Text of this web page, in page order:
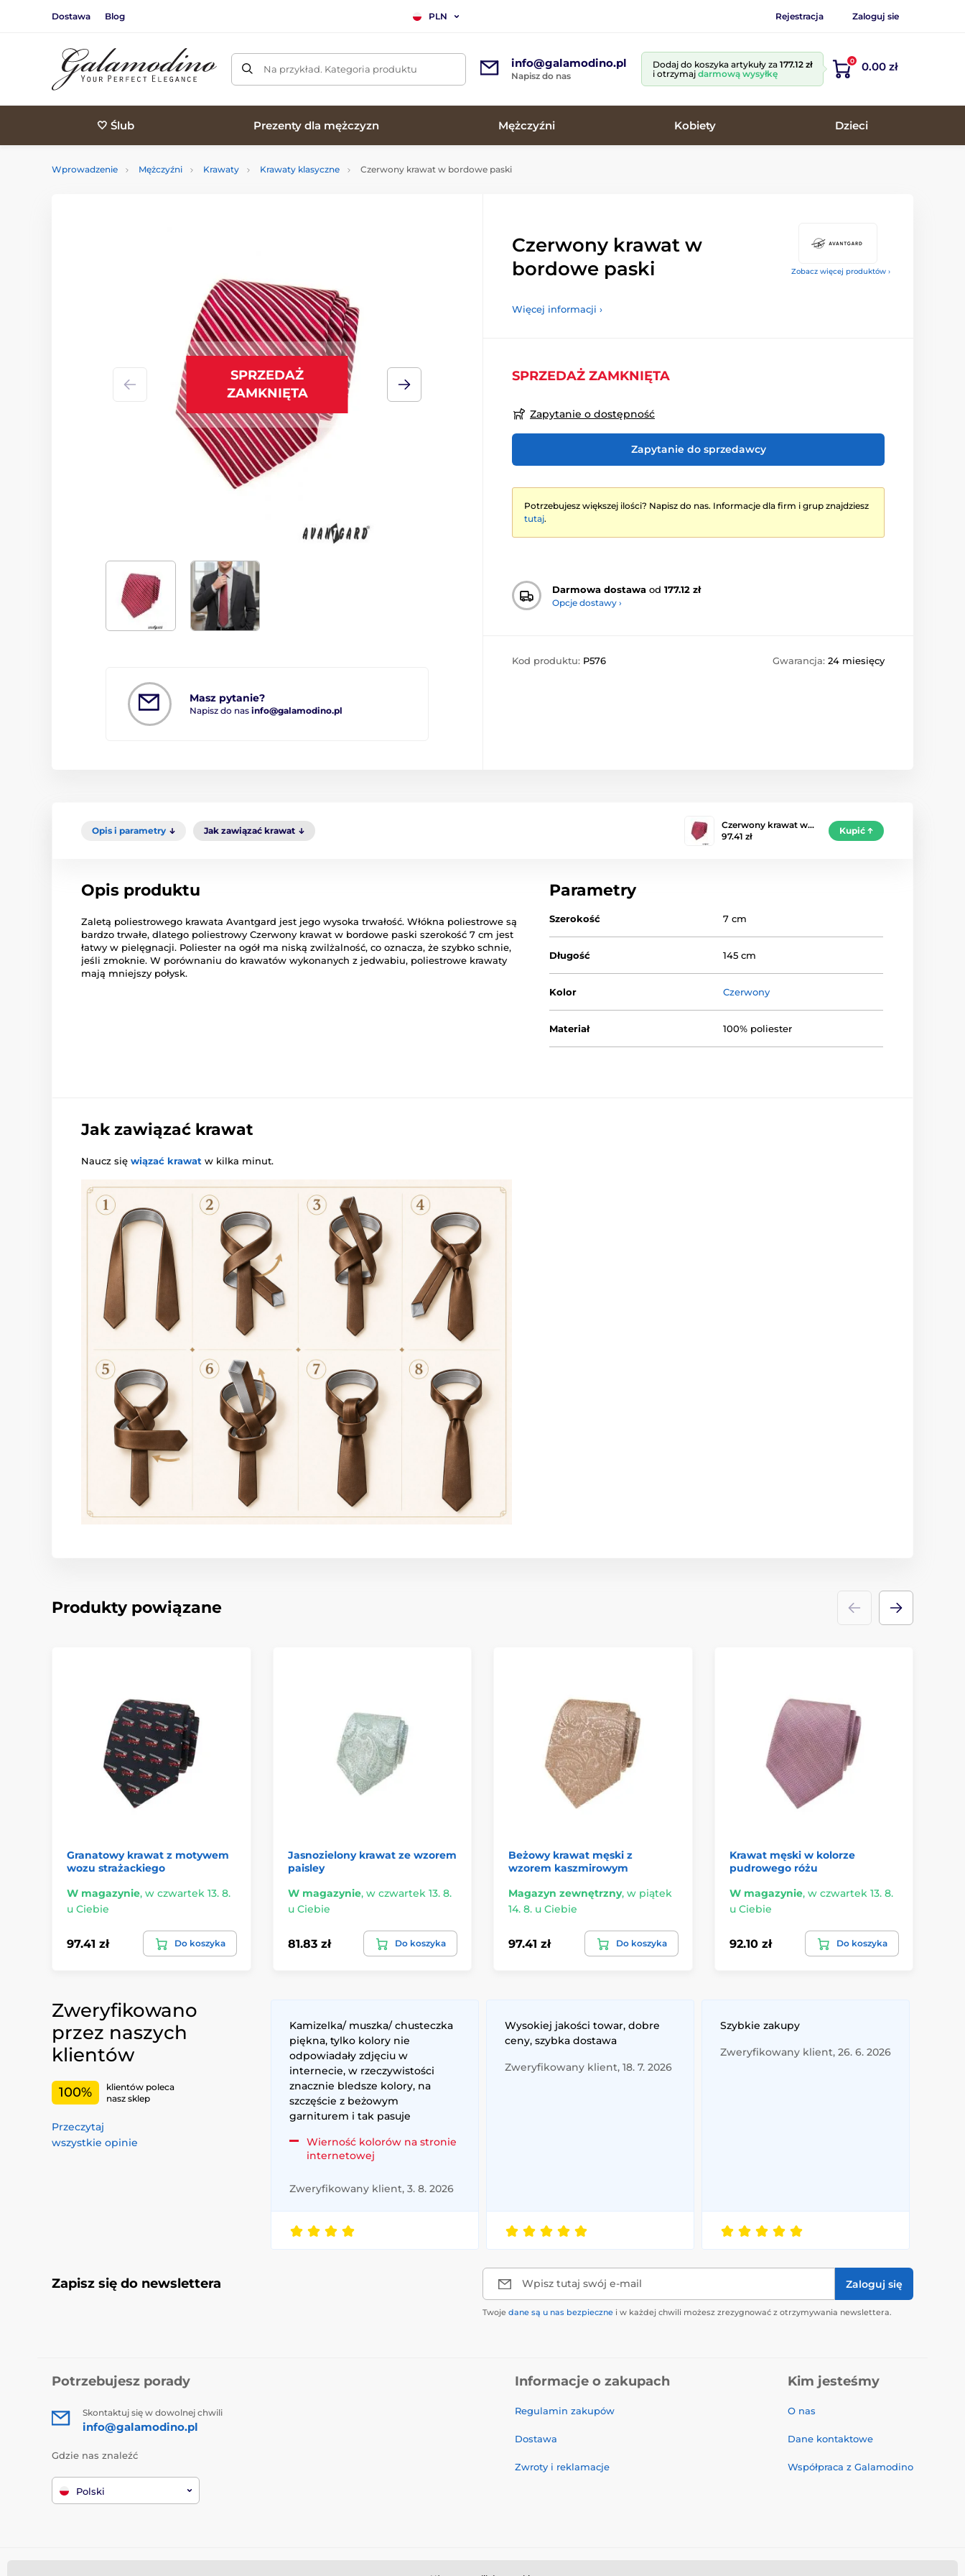
Dostawa Blog PLN Rejestracja Zaloguj sie
Na przykład. Kategoria produktu info@galamodino.pl
Napisz do nas
Dodaj do koszyka artykuły za 177.12 zł
i otrzymaj darmową wysyłkę
0 0.00 zł
🤍 Ślub Prezenty dla mężczyzn Mężczyźni Kobiety Dzieci
Wprowadzenie Mężczyźni Krawaty Krawaty klasyczne Czerwony krawat w bordowe paski
Zobacz więcej produktów ›
SPRZEDAŻ
ZAMKNIĘTA
Masz pytanie?
Napisz do nas info@galamodino.pl
Czerwony krawat w
bordowe paski
Więcej informacji ›
SPRZEDAŻ ZAMKNIĘTA
Zapytanie o dostępność
Zapytanie do sprzedawcy
Potrzebujesz większej ilości? Napisz do nas. Informacje dla firm i grup znajdziesz
tutaj.
Darmowa dostawa od 177.12 zł
Opcje dostawy ›
Kod produktu: P576 Gwarancja: 24 miesięcy
Opis i parametry Jak zawiązać krawat
Czerwony krawat w…
97.41 zł
Kupić
Opis produktu
Zaletą poliestrowego krawata Avantgard jest jego wysoka trwałość. Włókna poliestrowe są
bardzo trwałe, dlatego poliestrowy Czerwony krawat w bordowe paski szerokość 7 cm jest
łatwy w pielęgnacji. Poliester na ogół ma niską zwilżalność, co oznacza, że ​​szybko schnie,
jeśli zmoknie. W porównaniu do krawatów wykonanych z jedwabiu, poliestrowe krawaty
mają mniejszy połysk.
Parametry
Szerokość 7 cm
Długość 145 cm
Kolor Czerwony
Materiał 100% poliester
Jak zawiązać krawat
Naucz się wiązać krawat w kilka minut.
Produkty powiązane
Granatowy krawat z motywem
wozu strażackiego
W magazynie, w czwartek 13. 8.
u Ciebie
97.41 zł Do koszyka
Jasnozielony krawat ze wzorem
paisley
W magazynie, w czwartek 13. 8.
u Ciebie
81.83 zł Do koszyka
Beżowy krawat męski z
wzorem kaszmirowym
Magazyn zewnętrzny, w piątek
14. 8. u Ciebie
97.41 zł Do koszyka
Krawat męski w kolorze
pudrowego różu
W magazynie, w czwartek 13. 8.
u Ciebie
92.10 zł Do koszyka
Zweryfikowano
przez naszych
klientów
100%
klientów poleca
nasz sklep
Przeczytaj
wszystkie opinie
Kamizelka/ muszka/ chusteczka
piękna, tylko kolory nie
odpowiadały zdjęciu w
internecie, w rzeczywistości
znacznie bledsze kolory, na
szczęście z beżowym
garniturem i tak pasuje
Wierność kolorów na stronie
internetowej
Zweryfikowany klient, 3. 8. 2026
Wysokiej jakości towar, dobre
ceny, szybka dostawa
Zweryfikowany klient, 18. 7. 2026
Szybkie zakupy
Zweryfikowany klient, 26. 6. 2026
Zapisz się do newslettera Wpisz tutaj swój e-mail Zaloguj się
Twoje dane są u nas bezpieczne i w każdej chwili możesz zrezygnować z otrzymywania newslettera.
Potrzebujesz porady
Skontaktuj się w dowolnej chwili
info@galamodino.pl
Gdzie nas znaleźć
Polski
Informacje o zakupach
Regulamin zakupów
Dostawa
Zwroty i reklamacje
Kim jesteśmy
O nas
Dane kontaktowe
Współpraca z Galamodino